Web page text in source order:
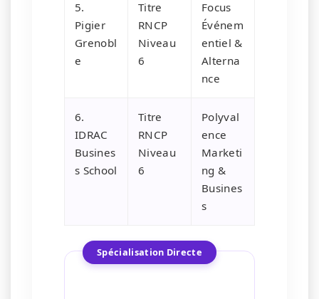
5.
Pigier
Grenobl
e
Titre
RNCP
Niveau
6
Focus
Événem
entiel &
Alterna
nce
6.
IDRAC
Busines
s School
Titre
RNCP
Niveau
6
Polyval
ence
Marketi
ng &
Busines
s
Spécialisation Directe